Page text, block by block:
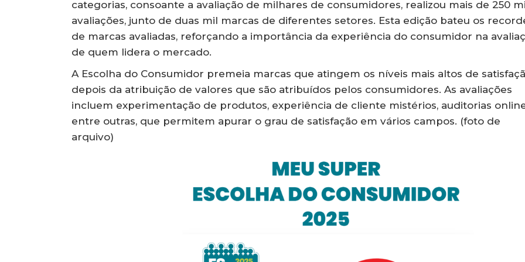
categorias, consoante a avaliação de milhares de consumidores, realizou mais de 250
avaliações, junto de duas mil marcas de diferentes setores. Esta edição bateu os
de marcas avaliadas, reforçando a importância da experiência do consumidor na
de quem lidera o mercado.
A Escolha do Consumidor premeia marcas que atingem os níveis mais altos de
depois da atribuição de valores que são atribuídos pelos consumidores. As avaliações
incluem experimentação de produtos, experiência de cliente mistérios, auditorias
entre outras, que permitem apurar o grau de satisfação em vários campos. (foto de
arquivo)